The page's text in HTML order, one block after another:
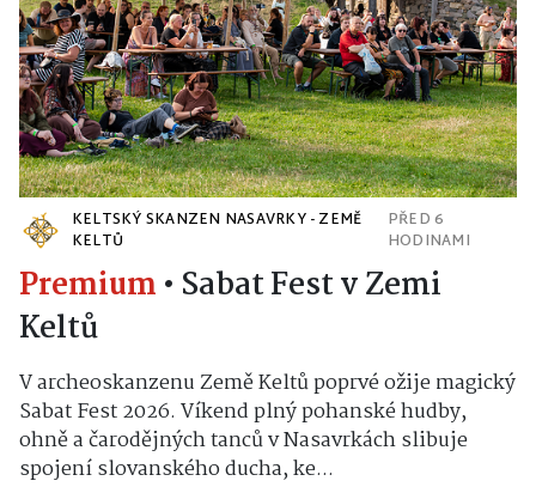
KELTSKÝ SKANZEN NASAVRKY - ZEMĚ
KELTŮ
PŘED 6
HODINAMI
Premium • Sabat Fest v Zemi
Keltů
V archeoskanzenu Země Keltů poprvé ožije magický
Sabat Fest 2026. Víkend plný pohanské hudby,
ohně a čarodějných tanců v Nasavrkách slibuje
spojení slovanského ducha, ke...